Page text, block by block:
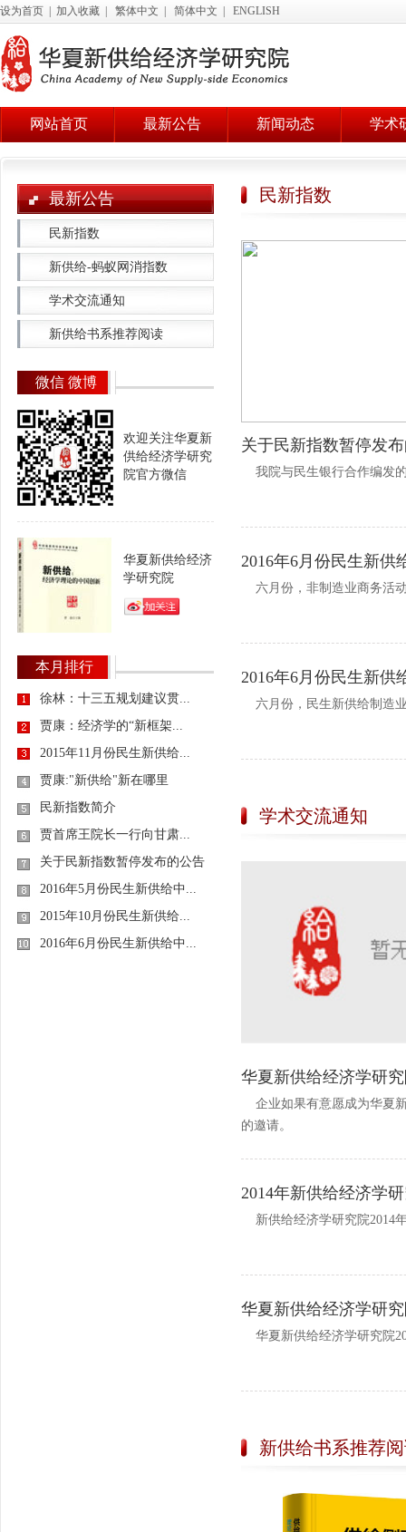
设为首页 加入收藏 繁体中文 简体中文 ENGLISH
网站首页 最新公告 新闻动态 学术
最新公告
民新指数
新供给-蚂蚁网消指数
学术交流通知
新供给书系推荐阅读
微信 微博
欢迎关注华夏新
供给经济学研究
院官方微信
华夏新供给经济
学研究院
本月排行
徐林：十三五规划建议贯...
贾康：经济学的“新框架...
2015年11月份民生新供给...
贾康:"新供给"新在哪里
民新指数简介
贾首席王院长一行向甘肃...
关于民新指数暂停发布的公告
2016年5月份民生新供给中...
2015年10月份民生新供给...
2016年6月份民生新供给中...
民新指数
关于民新指数暂停发
我院与民生银行合作编发
2016年6月份民生新供
六月份，非制造业商务活
2016年6月份民生新供
六月份，民生新供给制造
学术交流通知
华夏新供给经济学研
企业如果有意愿成为华夏
的邀请。
2014年新供给经济学
新供给经济学研究院2014
华夏新供给经济学研
华夏新供给经济学研究院
新供给书系推荐